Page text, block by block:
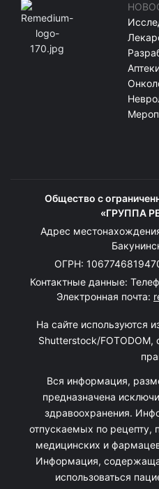
Общество с
«ГРУППА
Адрес
ОГРН:
Контактные данные:
Электронная почта:
На сайте используются
Shutterstock/FOTODOM,
Вся информация,
предназначена
здравоохранения.
отпускаемых по рецепту,
медицинских и
Информация,
использоваться